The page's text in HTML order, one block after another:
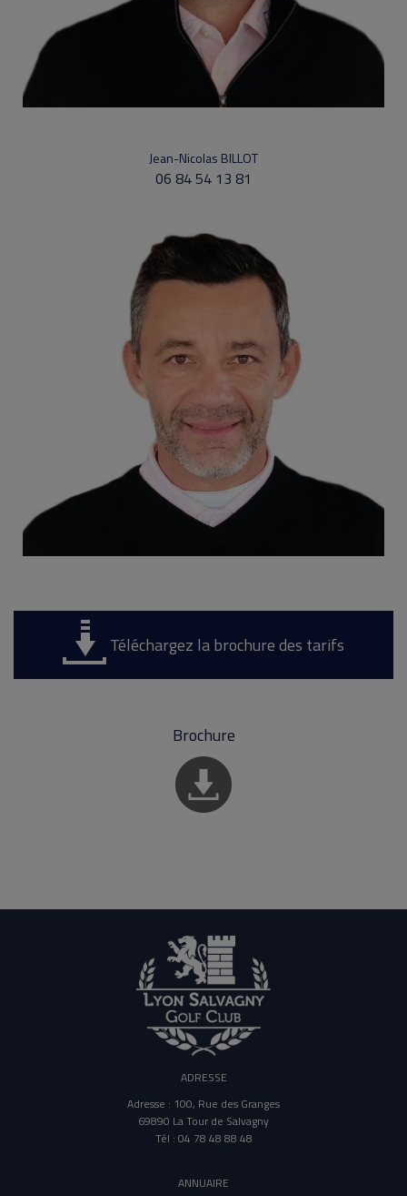
Jean-Nicolas BILLOT
06 84 54 13 81
Téléchargez la brochure des tarifs
Brochure
ADRESSE
Adresse : 100, Rue des Granges
69890 La Tour de Salvagny
Tél : 04 78 48 88 48
ANNUAIRE